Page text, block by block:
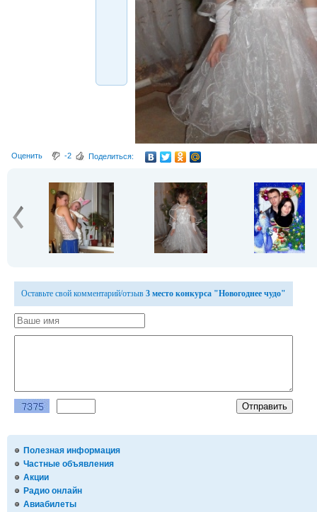
Полезная информация
Частные объявления
Акции
Радио онлайн
Авиабилеты
Оценить -2 Поделиться:
Оставьте свой комментарий/отзыв 3 место конкурса "Новогоднее чудо"